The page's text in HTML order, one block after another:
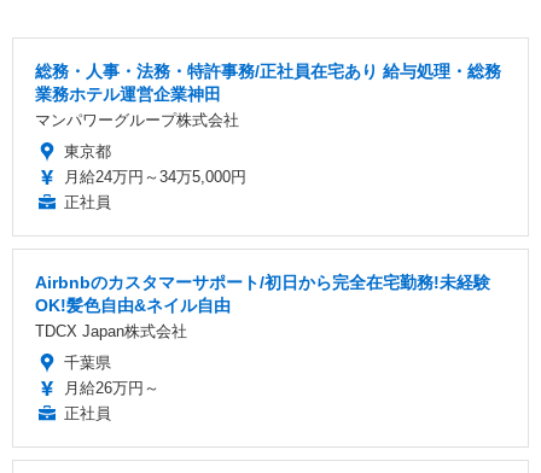
総務・人事・法務・特許事務/正社員在宅あり 給与処理・総務
業務ホテル運営企業神田
マンパワーグループ株式会社
東京都
月給24万円～34万5,000円
正社員
Airbnbのカスタマーサポート/初日から完全在宅勤務!未経験
OK!髪色自由&ネイル自由
TDCX Japan株式会社
千葉県
月給26万円～
正社員